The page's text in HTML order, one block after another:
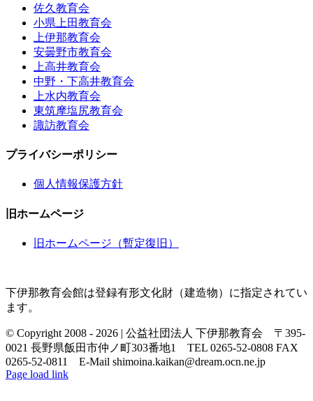
佐久教育会
小県上田教育会
上伊那教育会
安曇野市教育会
上高井教育会
中野・下高井教育会
上水内教育会
東筑摩塩尻教育会
諏訪教育会
プライバシーポリシー
個人情報保護方針
旧ホームページ
旧ホームページ（暫定復旧）
下伊那教育会館は登録有形文化財（建造物）に指定されてい
ます。
© Copyright 2008 - 2026 | 公益社団法人 下伊那教育会 〒395-
0021 長野県飯田市仲ノ町303番地1 TEL 0265-52-0808 FAX
0265-52-0811 E-Mail shimoina.kaikan@dream.ocn.ne.jp
Page load link